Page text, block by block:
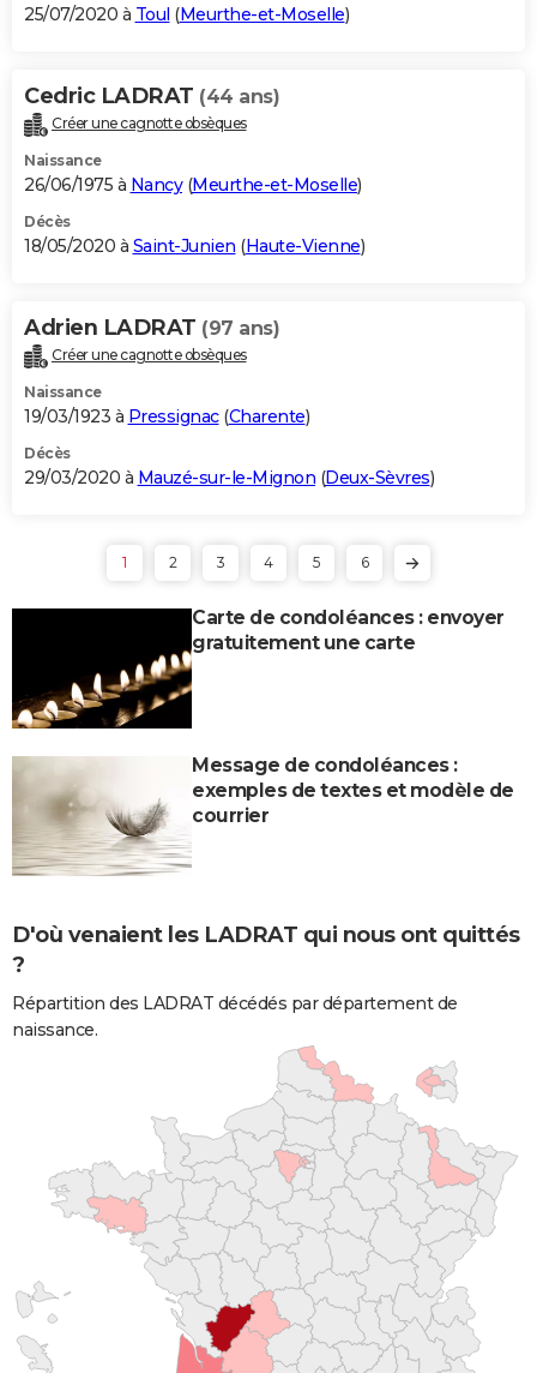
25/07/2020 à Toul (Meurthe-et-Moselle)
Cedric LADRAT (44 ans)
Créer une cagnotte obsèques
Naissance
26/06/1975 à Nancy(Meurthe-et-Moselle)
Décès
18/05/2020 à Saint-Junien (Haute-Vienne)
Adrien LADRAT (97 ans)
Créer une cagnotte obsèques
Naissance
19/03/1923 à Pressignac(Charente)
Décès
29/03/2020 à Mauzé-sur-le-Mignon (Deux-Sèvres)
1 2 3 4 5 6
Carte de condoléances : envoyer
gratuitement une carte
Message de condoléances :
exemples de textes et modèle de
courrier
D'où venaient les LADRAT qui nous ont quittés
?
Répartition des LADRAT décédés par département de
naissance.